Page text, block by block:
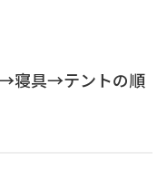
寝具→テントの順